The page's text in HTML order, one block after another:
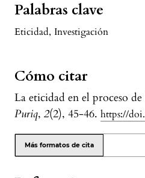
Palabras clave
Eticidad, Investigación
Cómo citar
La eticidad en el proceso
Puriq, 2(2), 45-46. https://
Más formatos de cita